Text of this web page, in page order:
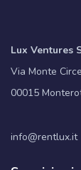
Lux Ventures
Via Monte
00015
info@rentlux.it